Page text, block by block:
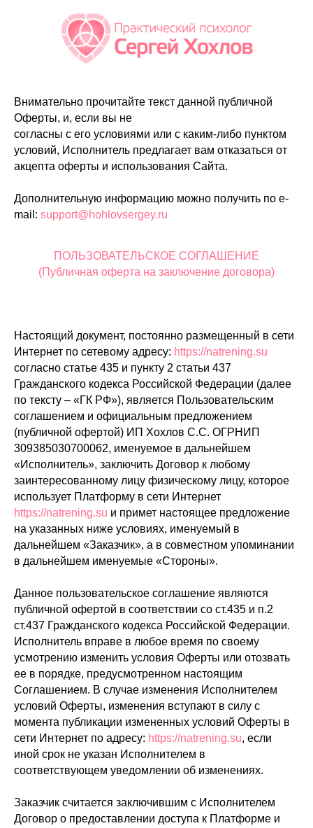
Внимательно прочитайте текст данной публичной
Оферты, и, если вы не
согласны с его условиями или с каким-либо пунктом
условий, Исполнитель предлагает вам отказаться от
акцепта оферты и использования Сайта.
Дополнительную информацию можно получить по e-
mail: support@hohlovsergey.ru
ПОЛЬЗОВАТЕЛЬСКОЕ СОГЛАШЕНИЕ
(Публичная оферта на заключение договора)
Настоящий документ, постоянно размещенный в сети
Интернет по сетевому адресу: https://natrening.su
согласно статье 435 и пункту 2 статьи 437
Гражданского кодекса Российской Федерации (далее
по тексту – «ГК РФ»), является Пользовательским
соглашением и официальным предложением
(публичной офертой) ИП Хохлов С.С. ОГРНИП
309385030700062, именуемое в дальнейшем
«Исполнитель», заключить Договор к любому
заинтересованному лицу физическому лицу, которое
использует Платформу в сети Интернет
https://natrening.su и примет настоящее предложение
на указанных ниже условиях, именуемый в
дальнейшем «Заказчик», а в совместном упоминании
в дальнейшем именуемые «Стороны».
Данное пользовательское соглашение являются
публичной офертой в соответствии со ст.435 и п.2
ст.437 Гражданского кодекса Российской Федерации.
Исполнитель вправе в любое время по своему
усмотрению изменить условия Оферты или отозвать
ее в порядке, предусмотренном настоящим
Соглашением. В случае изменения Исполнителем
условий Оферты, изменения вступают в силу с
момента публикации измененных условий Оферты в
сети Интернет по адресу: https://natrening.su, если
иной срок не указан Исполнителем в
соответствующем уведомлении об изменениях.
Заказчик считается заключившим с Исполнителем
Договор о предоставлении доступа к Платформе и